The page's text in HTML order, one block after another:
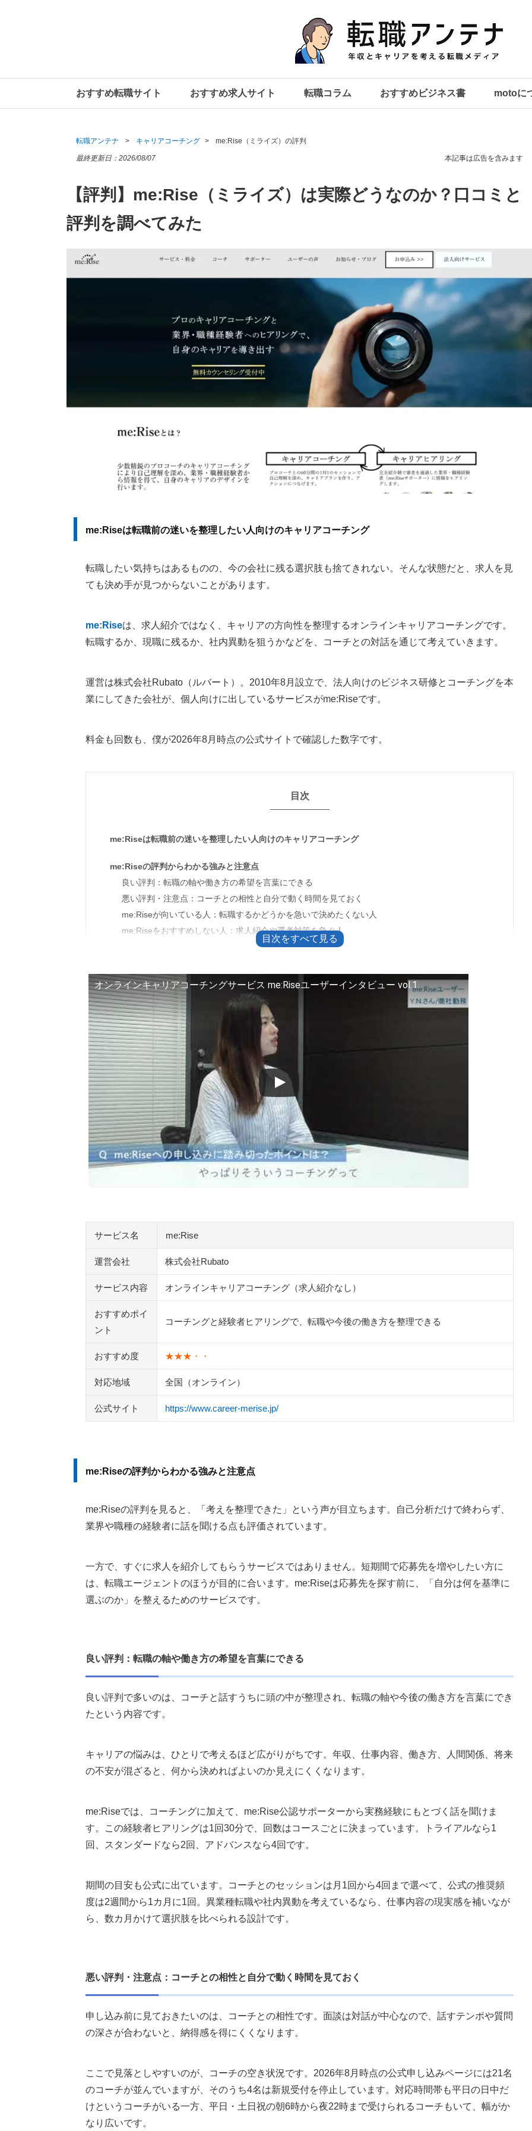
おすすめ転職サイト おすすめ求人サイト 転職コラム おすすめビジネス書 motoに
転職アンテナ キャリアコーチング me:Rise（ミライズ）の評判
本記事は広告を含みます
最終更新日： 2026/08/07
【評判】me:Rise（ミライズ）は実際どうなのか？口コミと
評判を調べてみた
me:Riseは転職前の迷いを整理したい人向けのキャリアコーチング
転職したい気持ちはあるものの、今の会社に残る選択肢も捨てきれない。そんな状態だと、求人を見
ても決め手が見つからないことがあります。
me:Riseは、求人紹介ではなく、キャリアの方向性を整理するオンラインキャリアコーチングです。
転職するか、現職に残るか、社内異動を狙うかなどを、コーチとの対話を通じて考えていきます。
運営は株式会社Rubato（ルバート）。2010年8月設立で、法人向けのビジネス研修とコーチングを本
業にしてきた会社が、個人向けに出しているサービスがme:Riseです。
料金も回数も、僕が2026年8月時点の公式サイトで確認した数字です。
目次
me:Riseは転職前の迷いを整理したい人向けのキャリアコーチング
me:Riseの評判からわかる強みと注意点
良い評判：転職の軸や働き方の希望を言葉にできる
悪い評判・注意点：コーチとの相性と自分で動く時間を見ておく
me:Riseが向いている人：転職するかどうかを急いで決めたくない人
me:Riseをおすすめしない人：求人紹介や選考対策を急ぐ人
料金とコースの目安
無料カウンセリングと体験セッションの使い分け
コーチとの相性が不安なときの確認ポイント
キャンセル・返金で注意すること
me:Riseとミライズ英会話は別サービスとして確認する
申し込み前によくある疑問を整理しておく
求人紹介も受けられる？
どのくらい時間を取るべき？
受けたらどんな変化が期待できる？
me:Rise以外のキャリアコーチングも比較して決める
キャリアグリップ
キャリアアップコーチング
doda X キャリアコーチング
ZaPASSコーチングキャリア
キャリアステージ
WorX（ワークス）
キャリドラ
執筆者・監修者のmotoについて
オンラインキャリアコーチングサービス me:Riseユーザーインタビュー vol.1
サービス名 me:Rise
運営会社 株式会社Rubato
サービス内容 オンラインキャリアコーチング（求人紹介なし）
おすすめポイ
ント
コーチングと経験者ヒアリングで、転職や今後の働き方を整理できる
おすすめ度 ★★★・・
対応地域 全国（オンライン）
公式サイト https://www.career-merise.jp/
me:Riseの評判からわかる強みと注意点
me:Riseの評判を見ると、「考えを整理できた」という声が目立ちます。自己分析だけで終わらず、
業界や職種の経験者に話を聞ける点も評価されています。
一方で、すぐに求人を紹介してもらうサービスではありません。短期間で応募先を増やしたい方に
は、転職エージェントのほうが目的に合います。me:Riseは応募先を探す前に、「自分は何を基準に
選ぶのか」を整えるためのサービスです。
良い評判：転職の軸や働き方の希望を言葉にできる
良い評判で多いのは、コーチと話すうちに頭の中が整理され、転職の軸や今後の働き方を言葉にでき
たという内容です。
キャリアの悩みは、ひとりで考えるほど広がりがちです。年収、仕事内容、働き方、人間関係、将来
の不安が混ざると、何から決めればよいのか見えにくくなります。
me:Riseでは、コーチングに加えて、me:Rise公認サポーターから実務経験にもとづく話を聞けま
す。この経験者ヒアリングは1回30分で、回数はコースごとに決まっています。トライアルなら1
回、スタンダードなら2回、アドバンスなら4回です。
期間の目安も公式に出ています。コーチとのセッションは月1回から4回まで選べて、公式の推奨頻
度は2週間から1カ月に1回。異業種転職や社内異動を考えているなら、仕事内容の現実感を補いなが
ら、数カ月かけて選択肢を比べられる設計です。
悪い評判・注意点：コーチとの相性と自分で動く時間を見ておく
申し込み前に見ておきたいのは、コーチとの相性です。面談は対話が中心なので、話すテンポや質問
の深さが合わないと、納得感を得にくくなります。
ここで見落としやすいのが、コーチの空き状況です。2026年8月時点の公式申し込みページには21名
のコーチが並んでいますが、そのうち4名は新規受付を停止しています。対応時間帯も平日の日中だ
けというコーチがいる一方、平日・土日祝の朝6時から夜22時まで受けられるコーチもいて、幅がか
なり広いです。